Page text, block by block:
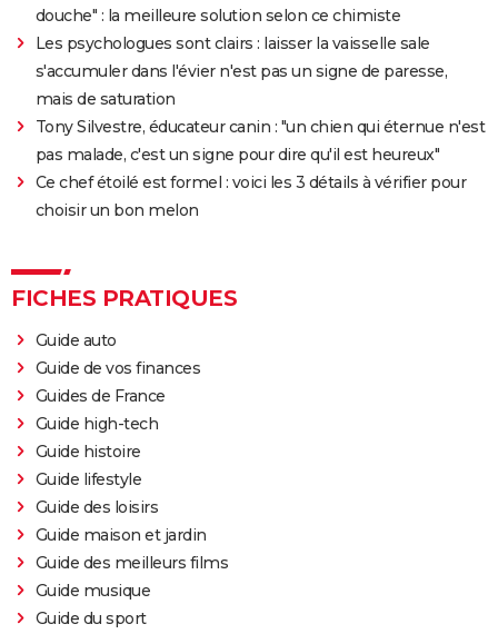
douche" : la meilleure solution selon ce chimiste
Les psychologues sont clairs : laisser la vaisselle sale
s'accumuler dans l'évier n'est pas un signe de paresse,
mais de saturation
Tony Silvestre, éducateur canin : "un chien qui éternue n'est
pas malade, c'est un signe pour dire qu'il est heureux"
Ce chef étoilé est formel : voici les 3 détails à vérifier pour
choisir un bon melon
FICHES PRATIQUES
Guide auto
Guide de vos finances
Guides de France
Guide high-tech
Guide histoire
Guide lifestyle
Guide des loisirs
Guide maison et jardin
Guide des meilleurs films
Guide musique
Guide du sport